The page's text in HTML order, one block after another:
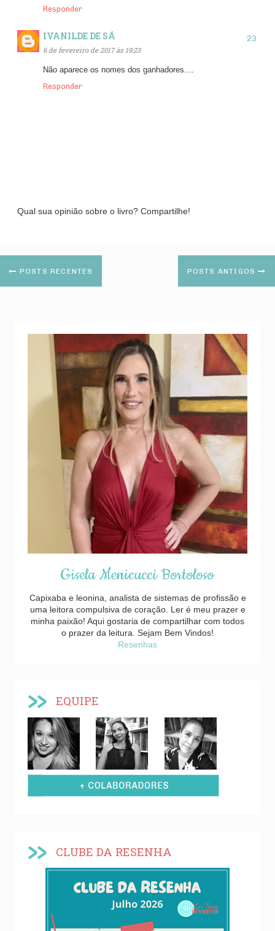
Responder
IVANILDE DE SÁ
6 de fevereiro de 2017 às 19:23
Não aparece os nomes dos ganhadores....
Responder
Qual sua opinião sobre o livro? Compartilhe!
POSTS RECENTES POSTS ANTIGOS
Gisela Menicucci Bortoloso
Capixaba e leonina, analista de sistemas de profissão e
uma leitora compulsiva de coração. Ler é meu prazer e
minha paixão! Aqui gostaria de compartilhar com todos
o prazer da leitura. Sejam Bem Vindos!
Resenhas
EQUIPE
CLUBE DA RESENHA